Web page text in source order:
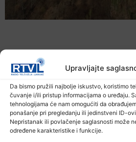
Upravljajte
Da bismo pružili najbolje iskustvo, koristimo
čuvanje i/ili pristup informacijama o uređaju.
tehnologijama će nam omogućiti da
ponašanje pri pregledanju ili jedinstveni ID-
Nepristanak ili povlačenje saglasnosti može
određene karakteristike i funkcije.